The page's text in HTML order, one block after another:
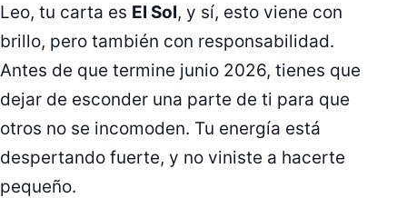
Leo, tu carta es El Sol, y sí, esto viene con
brillo, pero también con responsabilidad.
Antes de que termine junio 2026, tienes que
dejar de esconder una parte de ti para que
otros no se incomoden. Tu energía está
despertando fuerte, y no viniste a hacerte
pequeño.